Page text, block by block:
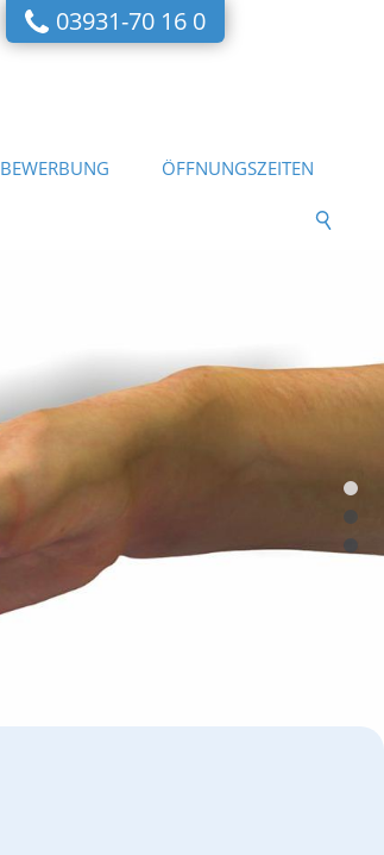
BEWERBUNG ÖFFNUNGSZEITEN
03931-70 16 0